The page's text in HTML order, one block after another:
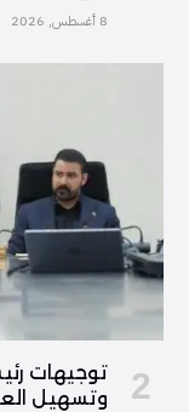
8 أغسطس, 2026
توجيهات
وتسهيل